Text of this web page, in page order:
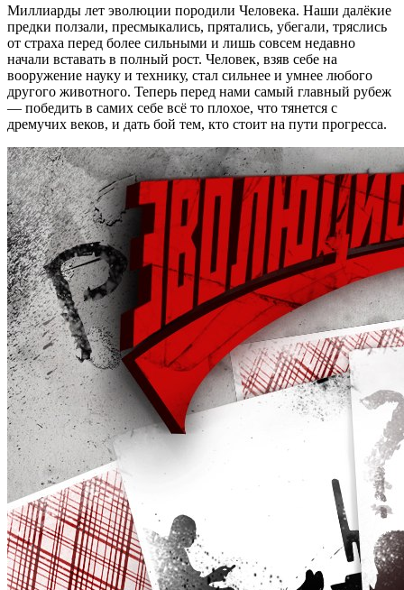
Миллиарды лет эволюции породили Человека. Наши далёкие
предки ползали, пресмыкались, прятались, убегали, тряслись
от страха перед более сильными и лишь совсем недавно
начали вставать в полный рост. Человек, взяв себе на
вооружение науку и технику, стал сильнее и умнее любого
другого животного. Теперь перед нами самый главный рубеж
— победить в самих себе всё то плохое, что тянется с
дремучих веков, и дать бой тем, кто стоит на пути прогресса.